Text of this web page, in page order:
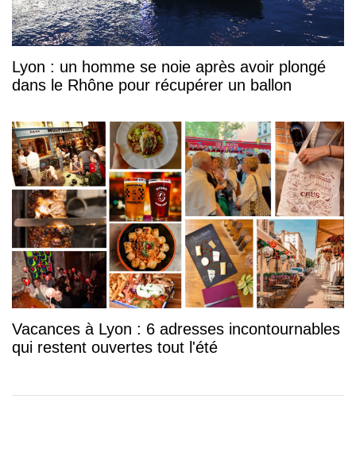
Lyon : un homme se noie après avoir plongé
dans le Rhône pour récupérer un ballon
Vacances à Lyon : 6 adresses incontournables
qui restent ouvertes tout l'été